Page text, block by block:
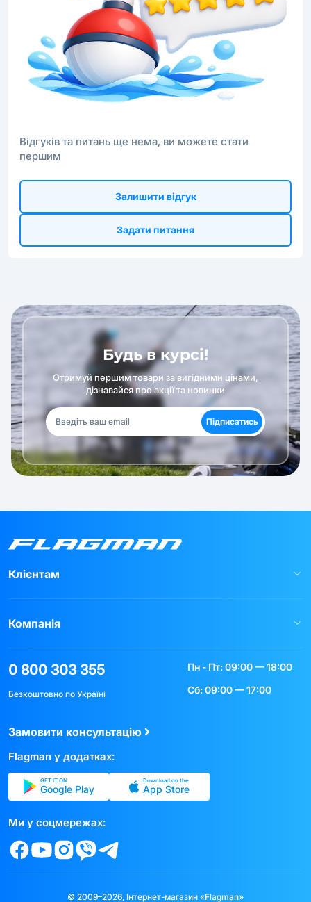
Відгуків та питань ще нема, ви можете стати
першим
Залишити відгук
Задати питання
Будь в курсі!
Отримуй першим товари за вигідними цінами,
дізнавайся про акції та новинки
Підписатись
Клієнтам
Компанія
0 800 303 355
Безкоштовно по Україні
Пн - Пт: 09:00 — 18:00
Сб: 09:00 — 17:00
Замовити консультацію
Flagman у додатках:
GET IT ON
Google Play
Download on the
App Store
Ми у соцмережах:
© 2009–2026, Інтернет-магазин «Flagman»